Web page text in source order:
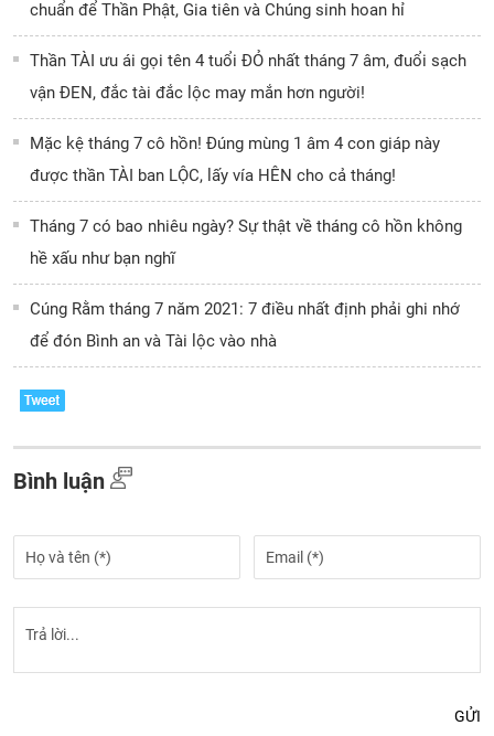
chuẩn để Thần Phật, Gia tiên và Chúng sinh hoan hỉ
Thần TÀI ưu ái gọi tên 4 tuổi ĐỎ nhất tháng 7 âm, đuổi sạch
vận ĐEN, đắc tài đắc lộc may mắn hơn người!
Mặc kệ tháng 7 cô hồn! Đúng mùng 1 âm 4 con giáp này
được thần TÀI ban LỘC, lấy vía HÊN cho cả tháng!
Tháng 7 có bao nhiêu ngày? Sự thật về tháng cô hồn không
hề xấu như bạn nghĩ
Cúng Rằm tháng 7 năm 2021: 7 điều nhất định phải ghi nhớ
để đón Bình an và Tài lộc vào nhà
Bình luận
GỬI